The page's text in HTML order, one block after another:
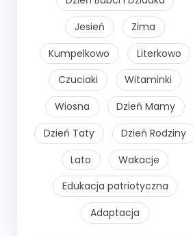
Jesień
Zima
Kumpelkowo
Literkowo
Czuciaki
Witaminki
Wiosna
Dzień Mamy
Dzień Taty
Dzień Rodziny
Lato
Wakacje
Edukacja patriotyczna
Adaptacja